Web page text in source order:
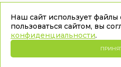
© 2026. ООО
инновационных
Карта
Политика
Наш сайт использует
пользоваться сайтом, вы
конфиденциальности.